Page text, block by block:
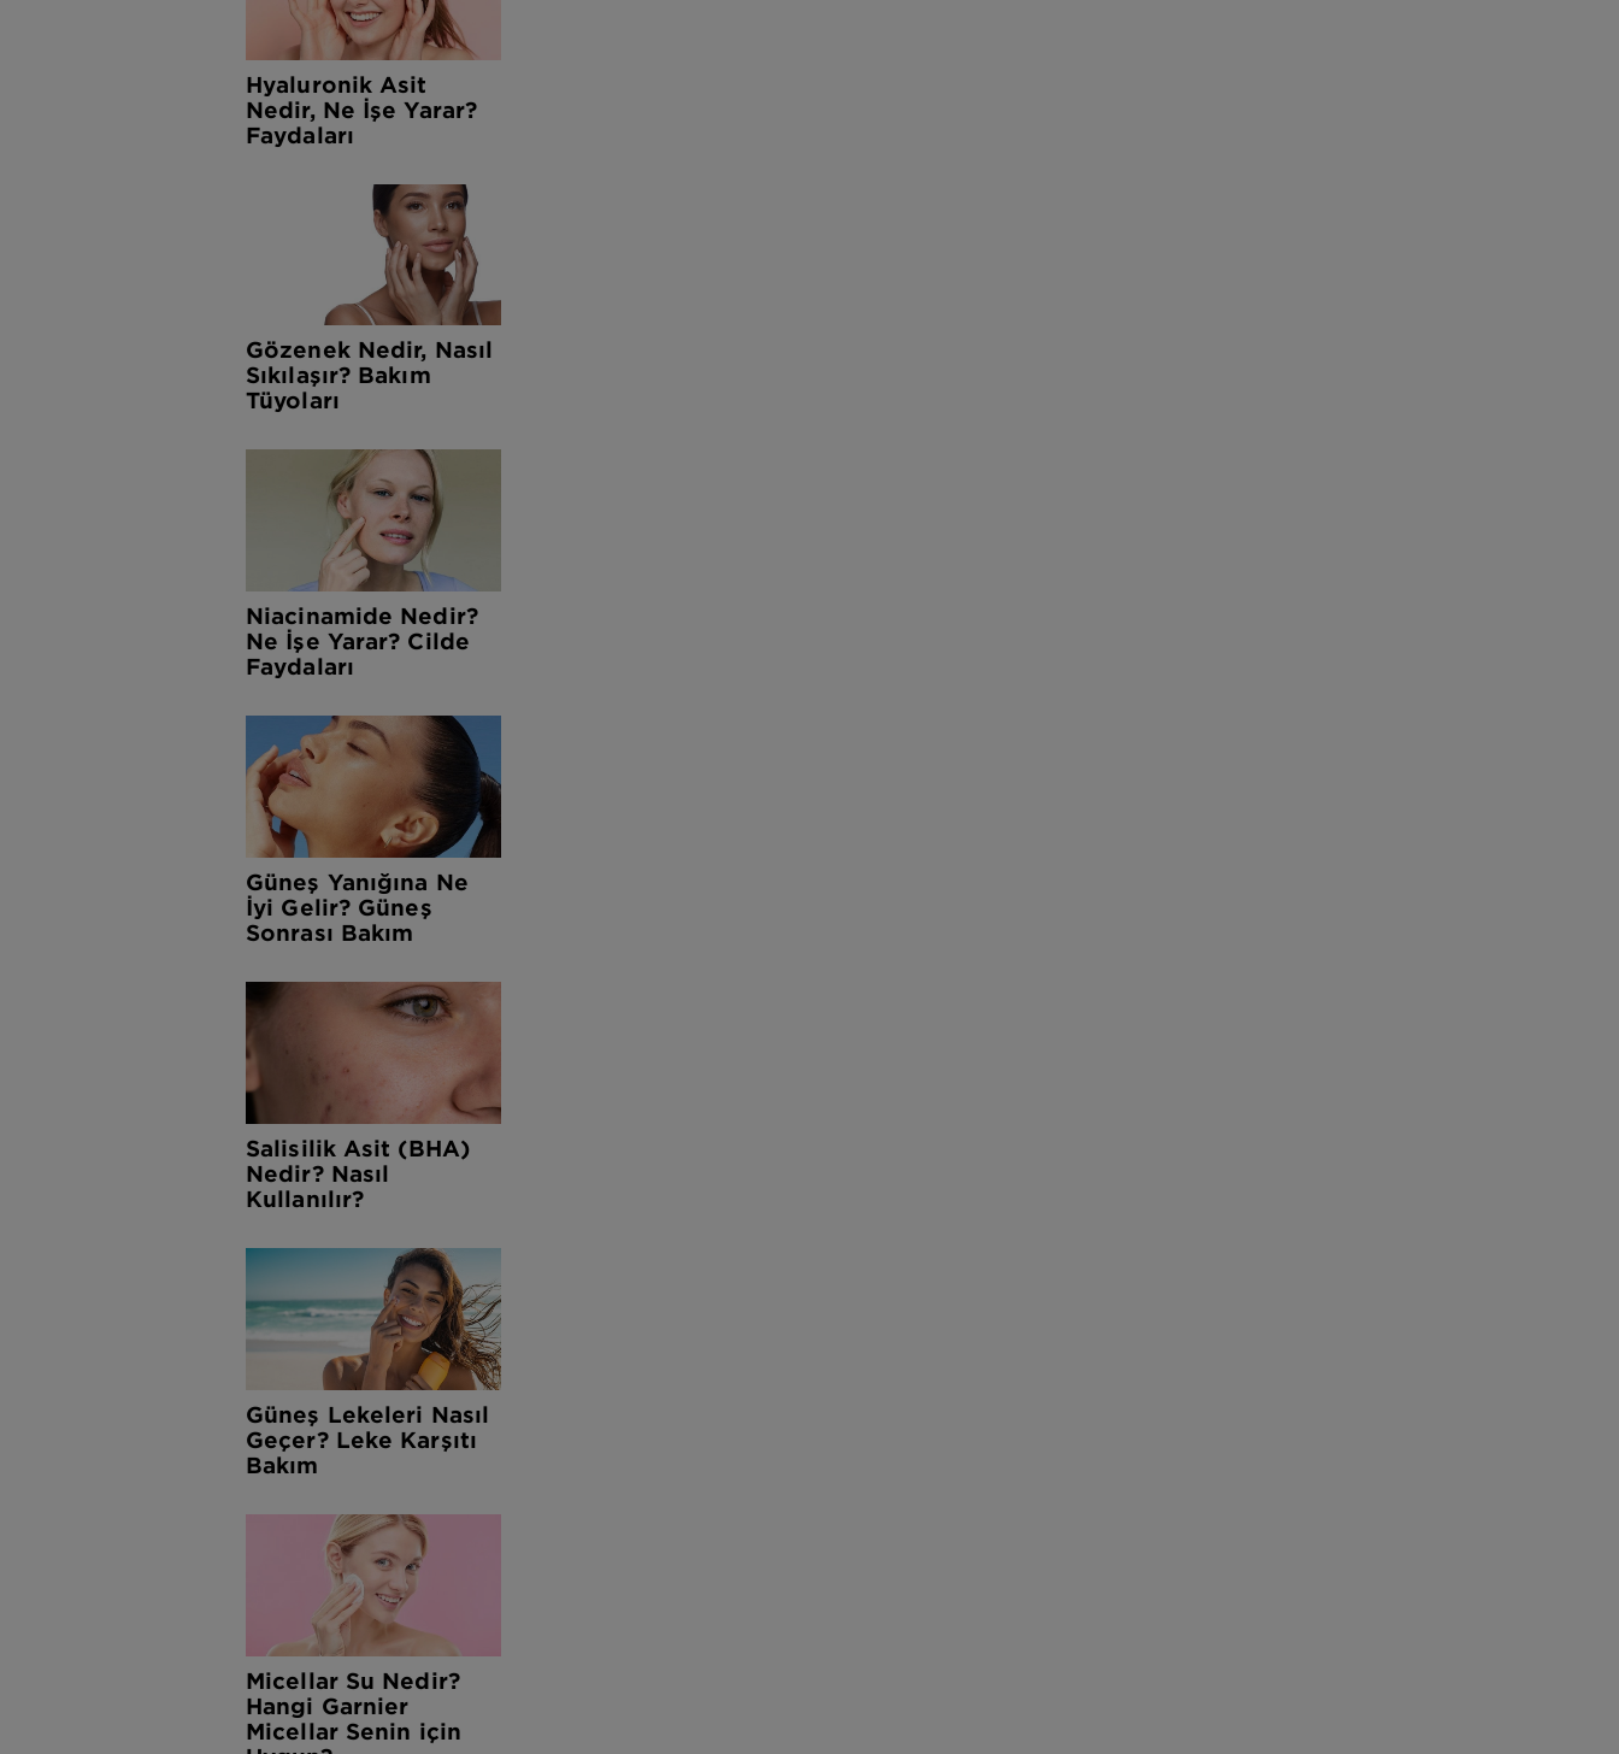
Hyaluronik Asit
Nedir, Ne İşe Yarar?
Faydaları
Gözenek Nedir, Nasıl
Sıkılaşır? Bakım
Tüyoları
Niacinamide Nedir?
Ne İşe Yarar? Cilde
Faydaları
Güneş Yanığına Ne
İyi Gelir? Güneş
Sonrası Bakım
Salisilik Asit (BHA)
Nedir? Nasıl
Kullanılır?
Güneş Lekeleri Nasıl
Geçer? Leke Karşıtı
Bakım
Micellar Su Nedir?
Hangi Garnier
Micellar Senin için